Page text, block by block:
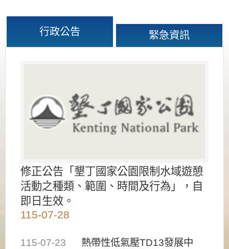
行政公告 緊急資訊
修正公告「墾丁國家公園限制水域遊憩
活動之種類、範圍、時間及行為」，自
即日生效。
115-07-28
115-07-23
熱帶性低氣壓TD13發展中